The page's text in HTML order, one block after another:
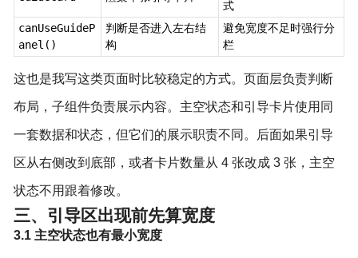
式
canUseGuideP
anel()
判断是否进入左右结
构
避免宽度不足时强行分
栏
这也是我写这类页面时比较稳定的方式。页面层负责判断
布局，子组件负责展示内容。主空状态和引导卡片使用同
一套数据和状态，但它们的展示职责不同。后面如果引导
区从右侧改到底部，或者卡片数量从 4 张改成 3 张，主空
状态不用跟着修改。
三、引导区出现前先算宽度
3.1 主空状态也有最小宽度